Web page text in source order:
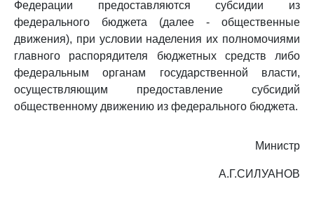
Федерации предоставляются субсидии из
федерального бюджета (далее - общественные
движения), при условии наделения их полномочиями
главного распорядителя бюджетных средств либо
федеральным органам государственной власти,
осуществляющим предоставление субсидий
общественному движению из федерального бюджета.
Министр
А.Г.СИЛУАНОВ